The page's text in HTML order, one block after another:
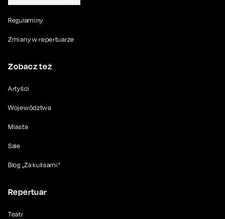
Regulaminy
Zmiany w repertuarze
Zobacz też
Artyści
Województwa
Miasta
Sale
Blog „Za kulisami”
Repertuar
Teatr